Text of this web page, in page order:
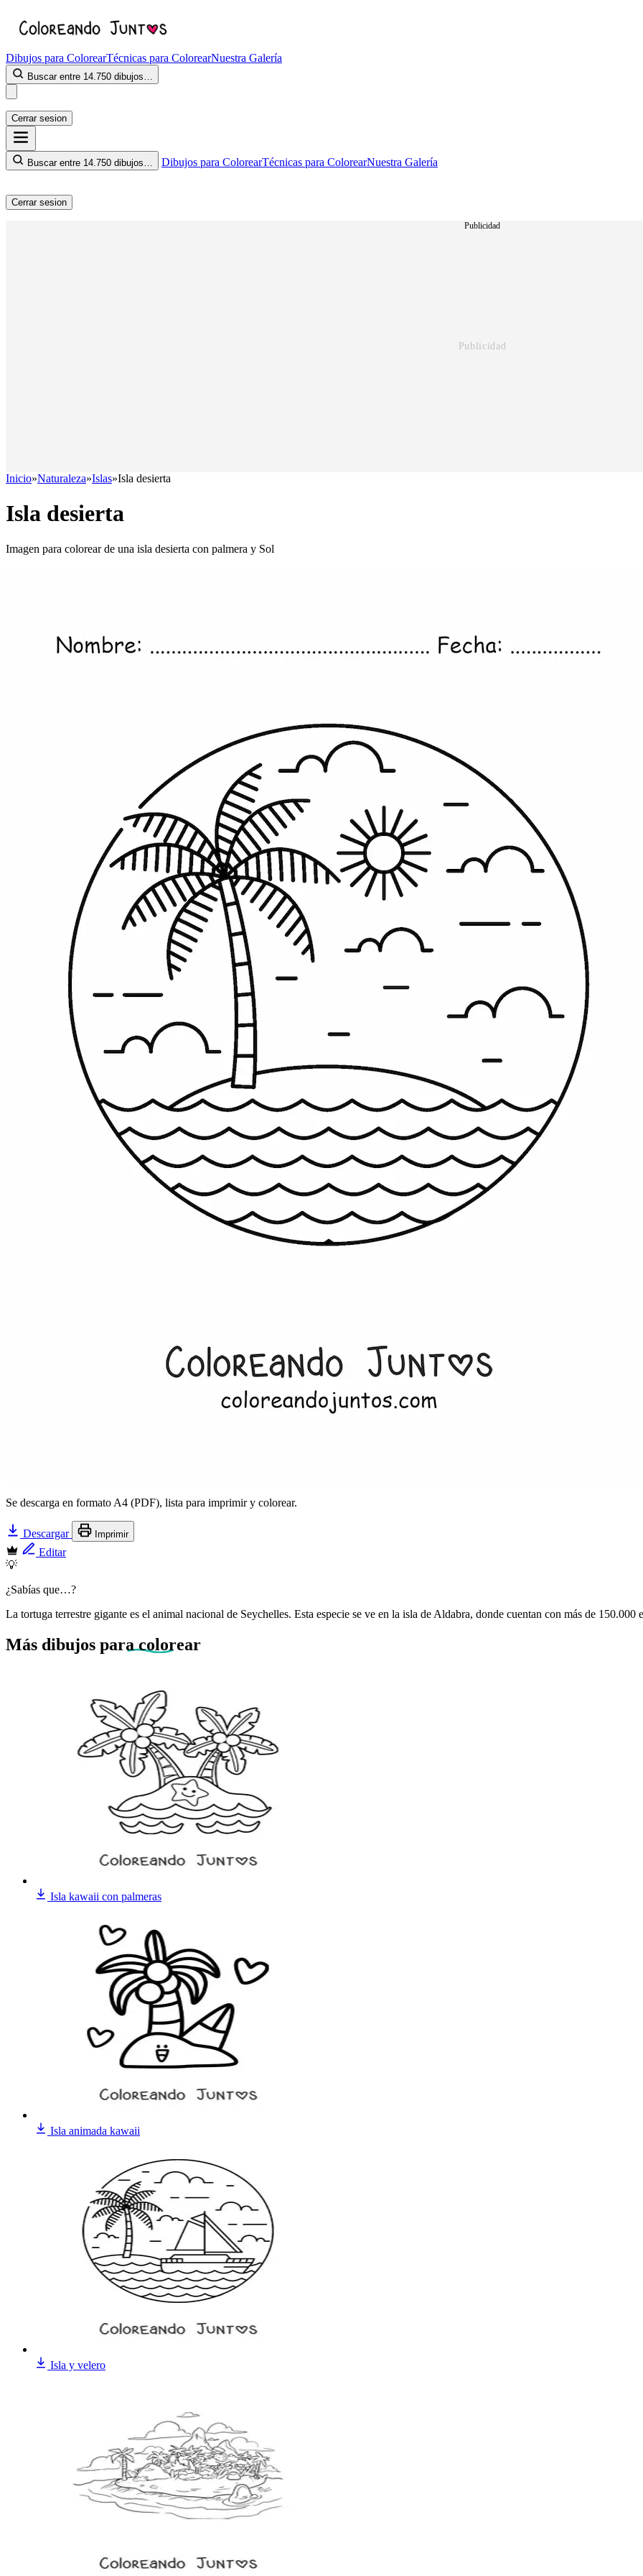
Dibujos para ColorearTécnicas para ColorearNuestra Galería
Buscar entre 14.750 dibujos…
Cerrar sesion
Buscar entre 14.750 dibujos… Dibujos para ColorearTécnicas para ColorearNuestra Galería
Cerrar sesion
Publicidad
Inicio»Naturaleza»Islas»Isla desierta
Isla desierta
Imagen para colorear de una isla desierta con palmera y Sol
Se descarga en formato A4 (PDF), lista para imprimir y colorear.
Descargar Imprimir
Editar
💡
¿Sabías que…?
La tortuga terrestre gigante es el animal nacional de Seychelles. Esta especie se ve en la isla de Aldabra, donde cuentan con más de 150.000
Más dibujos para colorear
Isla kawaii con palmeras
Isla animada kawaii
Isla y velero